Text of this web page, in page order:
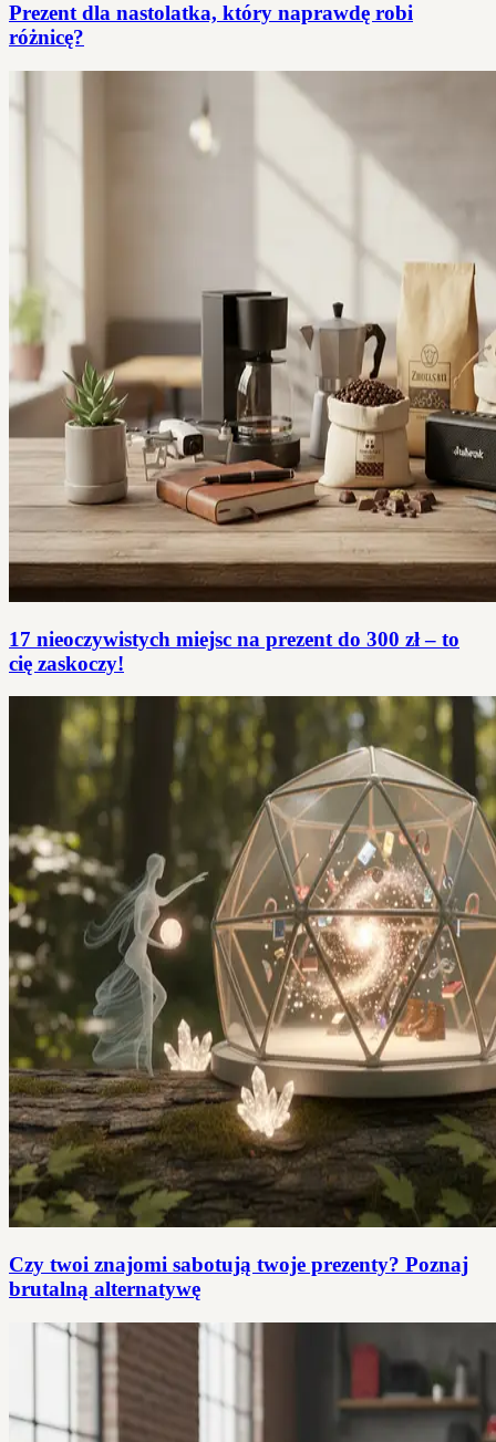
Prezent dla nastolatka, który naprawdę robi
różnicę?
17 nieoczywistych miejsc na prezent do 300 zł – to
cię zaskoczy!
Czy twoi znajomi sabotują twoje prezenty? Poznaj
brutalną alternatywę